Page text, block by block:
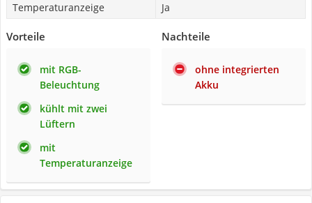
Temperaturanzeige
Ja
Vorteile
mit RGB-
Beleuchtung
kühlt mit zwei
Lüftern
mit
Temperaturanzeige
Nachteile
ohne integrierten
Akku